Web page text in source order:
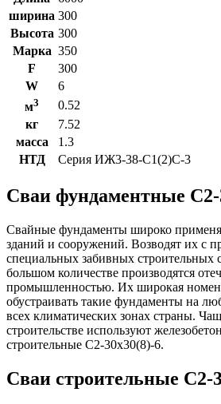
ширина 300
Высота 300
Марка 350
F
300
W
6
м3
0.52
кг
7.52
масса
1.3
НТД
Серия ИЖ3-38-С1(2)С-3
Сваи фундаментные С2-
Свайные фундаменты широко
зданий и сооружений. Возводят их с
специальных забивных строительных
большом количестве производятся
промышленностью. Их широкая
обустраивать такие фундаменты на
всех климатических зонах страны.
строительстве используют
строительные С2-30х30(8)-6.
Сваи строительные С2-